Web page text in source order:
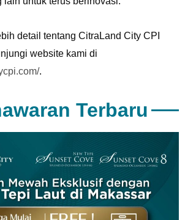
detail tentang CitraLand City CPI
website kami di
.
Terbaru